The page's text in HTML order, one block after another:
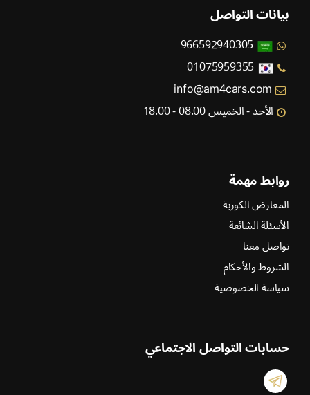
بيانات التواصل
966592940305
01075959355
info@am4cars.com
الأحد - الخميس 08.00 - 18.00
روابط مهمة
المعارض الكورية
الأسئلة الشائعة
تواصل معنا
الشروط والأحكام
سياسة الخصوصية
حسابات التواصل الاجتماعي